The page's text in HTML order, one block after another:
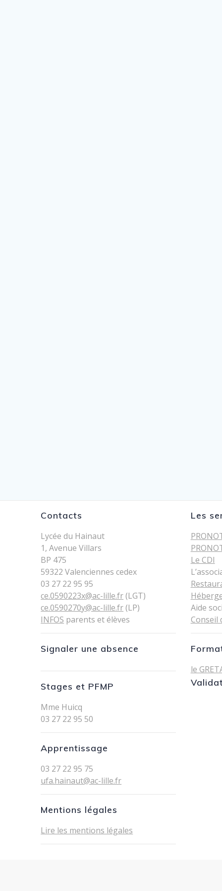
Contacts
Lycée du Hainaut
1, Avenue Villars
BP 475
59322 Valenciennes cedex
03 27 22 95 95
ce.0590223x@ac-lille.fr(LGT)
ce.0590270y@ac-lille.fr(LP)
INFOS parents et élèves
Signaler une absence
Stages et PFMP
Mme Huicq
03 27 22 95 50
Apprentissage
03 27 22 95 75
ufa.hainaut@ac-lille.fr
Mentions légales
Lire les mentions légales
Les
Le CDI
Aide
Conseil
le